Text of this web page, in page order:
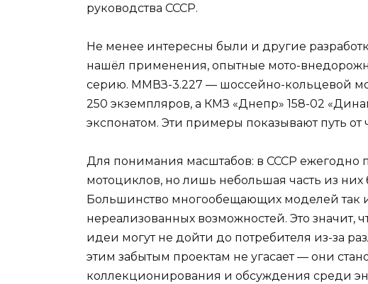
руководства СССР.
Не менее интересны были и другие
нашёл применения, опытные мото-
серию. ММВЗ-3.227 — шоссейно-кольцевой
250 экземпляров, а КМЗ «Днепр» 158-02
экспонатом. Эти примеры показывают путь от
Для понимания масштабов: в СССР ежегодно
мотоциклов, но лишь небольшая часть из
Большинство многообещающих моделей так
нереализованных возможностей. Это
идеи могут не дойти до потребителя из-за
этим забытым проектам не угасает — они
коллекционирования и обсуждения среди